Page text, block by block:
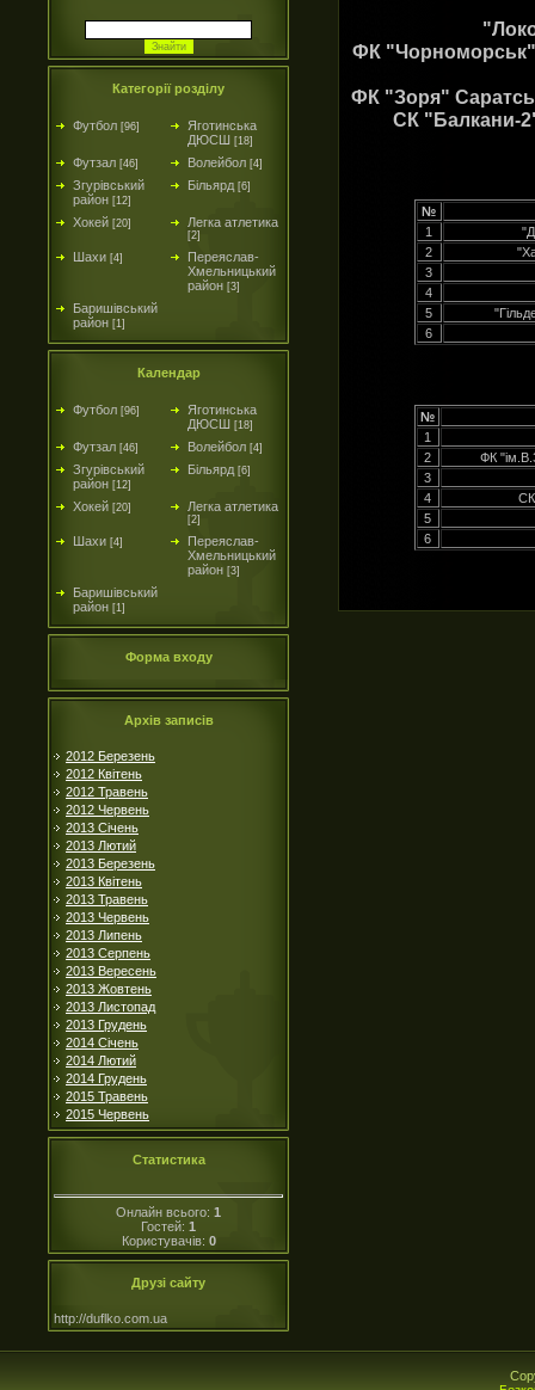
Категорії розділу
Футбол [96]
Яготинська
ДЮСШ [18]
Футзал [46] Волейбол [4]
Згурівський
район [12]
Більярд [6]
Хокей [20] Легка атлетика
[2]
Шахи [4]
Переяслав-
Хмельницький
район [3]
Баришівський
район [1]
Календар
Футбол [96]
Яготинська
ДЮСШ [18]
Футзал [46] Волейбол [4]
Згурівський
район [12]
Більярд [6]
Хокей [20] Легка атлетика
[2]
Шахи [4]
Переяслав-
Хмельницький
район [3]
Баришівський
район [1]
Форма входу
Архів записів
2012 Березень
2012 Квітень
2012 Травень
2012 Червень
2013 Січень
2013 Лютий
2013 Березень
2013 Квітень
2013 Травень
2013 Червень
2013 Липень
2013 Серпень
2013 Вересень
2013 Жовтень
2013 Листопад
2013 Грудень
2014 Січень
2014 Лютий
2014 Грудень
2015 Травень
2015 Червень
Статистика
Онлайн всього: 1
Гостей: 1
Користувачів: 0
Друзі сайту
http://duflko.com.ua
ФК "Чорноморськ"
ФК "Зоря"
СК "Балкани-
№
1
2
3
4
5
6
№
1
2
ФК
3
4
СК
5
6